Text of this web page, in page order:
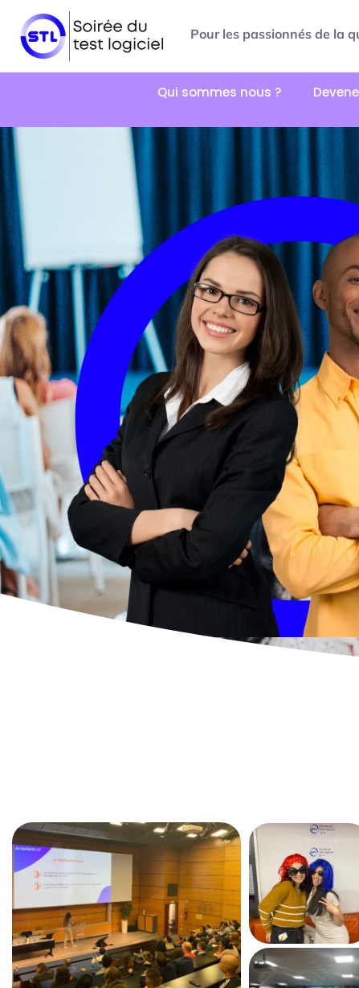
Pour les passionnés de la
Qui sommes nous ?